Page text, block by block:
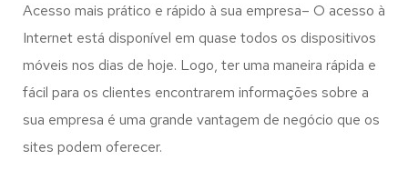
Acesso mais prático e rápido à sua empresa– O acesso à
Internet está disponível em quase todos os dispositivos
móveis nos dias de hoje. Logo, ter uma maneira rápida e
fácil para os clientes encontrarem informações sobre a
sua empresa é uma grande vantagem de negócio que os
sites podem oferecer.